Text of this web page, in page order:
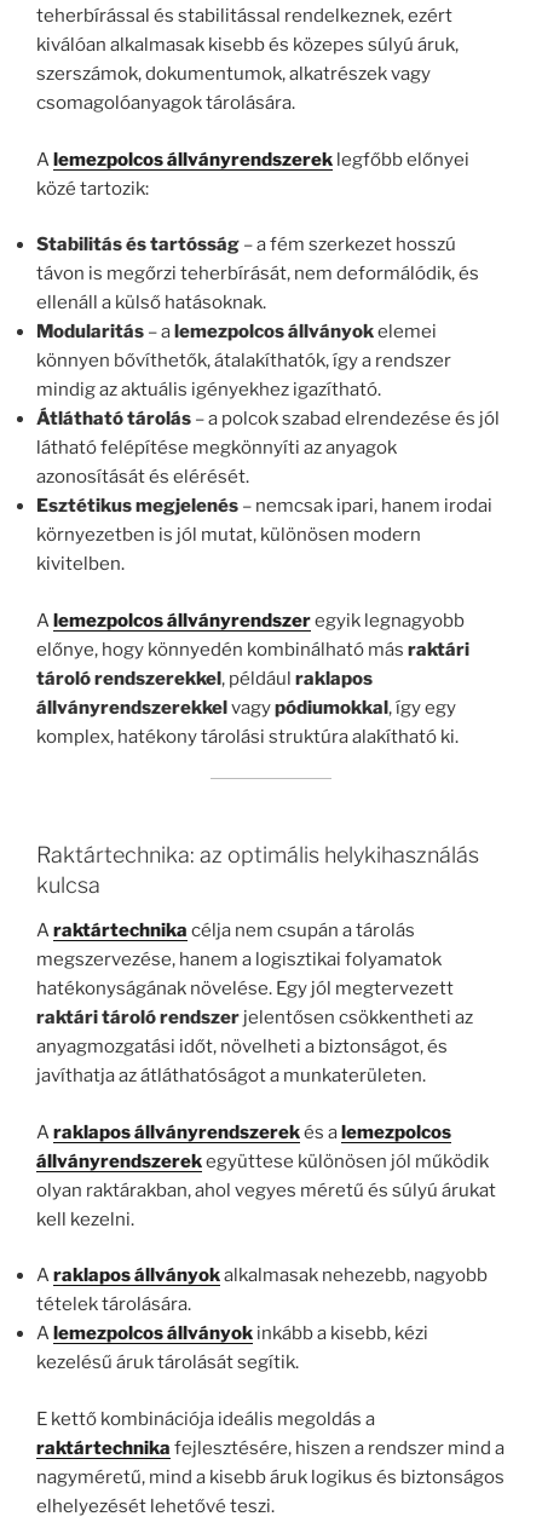
teherbírással és stabilitással rendelkeznek, ezért
kiválóan alkalmasak kisebb és közepes súlyú áruk,
szerszámok, dokumentumok, alkatrészek vagy
csomagolóanyagok tárolására.
Alemezpolcos állványrendszerek legfőbb előnyei
közé tartozik:
Stabilitás és tartósság – a fém szerkezet hosszú
távon is megőrzi teherbírását, nem deformálódik, és
ellenáll a külső hatásoknak.
Modularitás – a lemezpolcos állványokelemei
könnyen bővíthetők, átalakíthatók, így a rendszer
mindig az aktuális igényekhez igazítható.
Átlátható tárolás – a polcok szabad elrendezése és jól
látható felépítése megkönnyíti az anyagok
azonosítását és elérését.
Esztétikus megjelenés – nemcsak ipari, hanem irodai
környezetben is jól mutat, különösen modern
kivitelben.
Alemezpolcos állványrendszeregyik legnagyobb
előnye, hogy könnyedén kombinálható más raktári
tároló rendszerekkel, például raklapos
állványrendszerekkelvagypódiumokkal, így egy
komplex, hatékony tárolási struktúra alakítható ki.
Raktártechnika: az optimális helykihasználás
kulcsa
Araktártechnika célja nem csupán a tárolás
megszervezése, hanem a logisztikai folyamatok
hatékonyságának növelése. Egy jól megtervezett
raktári tároló rendszer jelentősen csökkentheti az
anyagmozgatási időt, növelheti a biztonságot, és
javíthatja az átláthatóságot a munkaterületen.
Araklapos állványrendszerekés alemezpolcos
állványrendszerekegyüttese különösen jól működik
olyan raktárakban, ahol vegyes méretű és súlyú árukat
kell kezelni.
Araklapos állványokalkalmasak nehezebb, nagyobb
tételek tárolására.
A lemezpolcos állványok inkább a kisebb, kézi
kezelésű áruk tárolását segítik.
E kettő kombinációja ideális megoldás a
raktártechnika fejlesztésére, hiszen a rendszer mind a
nagyméretű, mind a kisebb áruk logikus és biztonságos
elhelyezését lehetővé teszi.